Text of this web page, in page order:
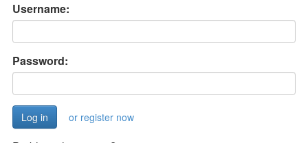
Username:
Password:
or register now